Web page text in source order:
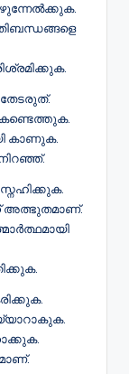
തേടരുത്.
കാണുക.
അത്ഭുതമാണ്.